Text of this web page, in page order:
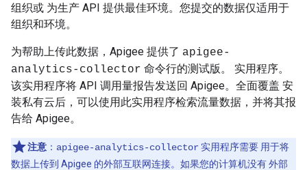
组织或 为生产 API 提供最佳环境。您提交的数据仅适用于
组织和环境。
为帮助上传此数据，Apigee 提供了 apigee-
analytics-collector 命令行的测试版。 实用程序。
该实用程序将 API 调用量报告发送回 Apigee。全面覆盖 安
装私有云后，可以使用此实用程序检索流量数据，并将其报
告给 Apigee。
注意 ： apigee-analytics-collector 实用程序需要 用于将
数据上传到 Apigee 的外部互联网连接。如果您的计算机没有 外部